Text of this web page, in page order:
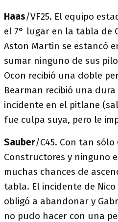
Haas/VF25. El equipo
el 7° lugar en la tabla de
Aston Martin se estancó
sumar ninguno de sus
Ocon recibió una doble
Bearman recibió una
incidente en el pitlane
fue culpa suya, pero le
Sauber/C45. Con tan
Constructores y ninguno
muchas chances de
tabla. El incidente de
obligó a abandonar y
no pudo hacer con una